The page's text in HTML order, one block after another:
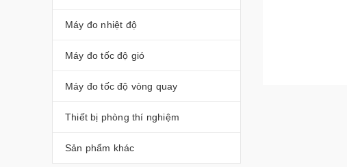
Máy đo nhiệt độ
Máy đo tốc độ gió
Máy đo tốc độ vòng quay
Thiết bị phòng thí nghiệm
Sản phẩm khác